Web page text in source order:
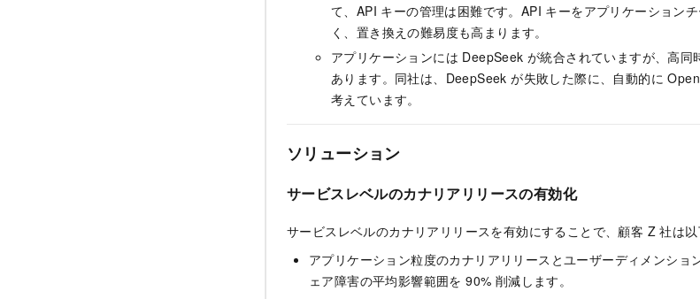
て、API キーの管理は困難です。API キーをアプリケーション
く、置き換えの難易度も高まります。
アプリケーションには DeepSeek が統合されていますが、高
あります。同社は、DeepSeek が失敗した際に、自動的に
考えています。
ソリューション
サービスレベルのカナリアリリースの有効化
サービスレベルのカナリアリリースを有効にすることで、顧客 Z 社は以
アプリケーション粒度のカナリアリリースとユーザーディメンショ
ェア障害の平均影響範囲を 90% 削減します。